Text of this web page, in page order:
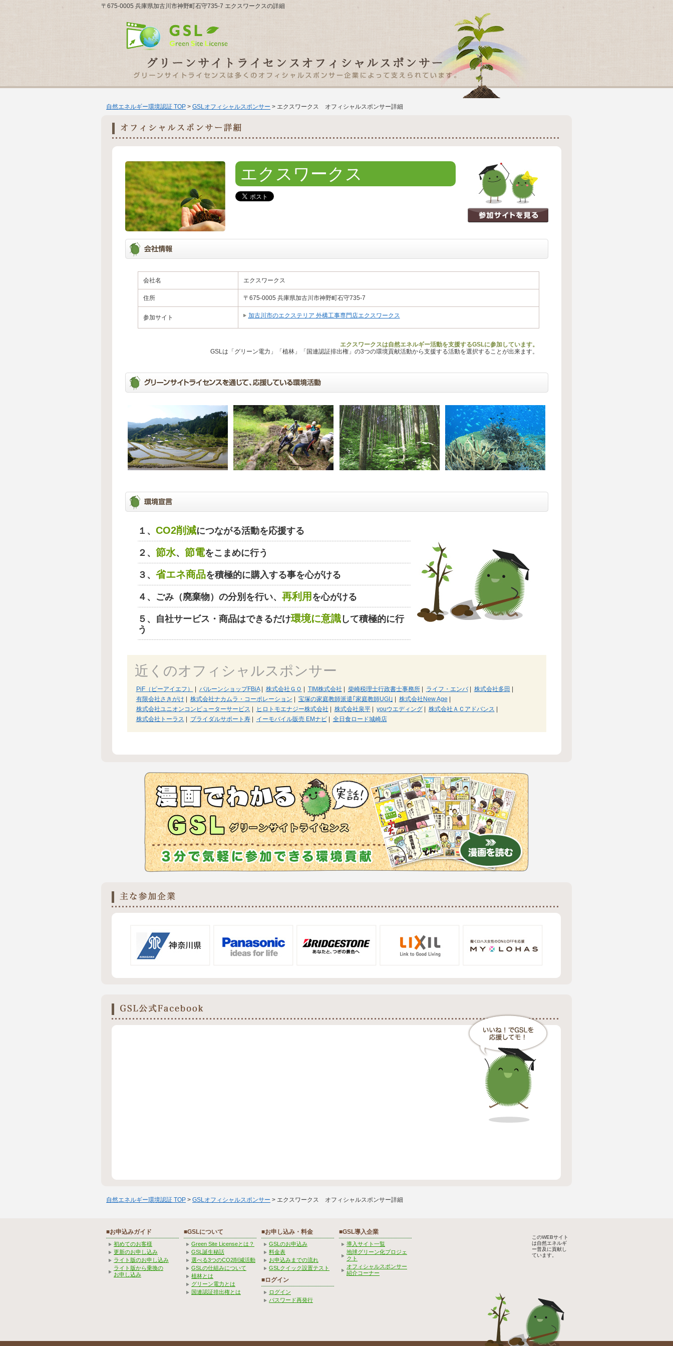
〒675-0005 兵庫県加古川市神野町石守735-7 エクスワークスの詳細
自然エネルギー環境認証 TOP > GSLオフィシャルスポンサー > エクスワークス オフィシャルスポンサー詳細
エクスワークス
会社名 エクスワークス
住所 〒675-0005 兵庫県加古川市神野町石守735-7
参加サイト 加古川市のエクステリア 外構工事専門店エクスワークス
エクスワークスは自然エネルギー活動を支援するGSLに参加しています。
GSLは「グリーン電力」「植林」「国連認証排出権」の3つの環境貢献活動から支援する活動を選択することが出来ます。
１、 CO2削減につながる活動を応援する
２、 節水、 節電をこまめに行う
３、 省エネ商品を積極的に購入する事を心がける
４、ごみ（廃棄物）の分別を行い、 再利用 を心がける
５、自社サービス・商品はできるだけ環境に意識して積極的に行
う
近くのオフィシャルスポンサー
PiF（ピーアイエフ） バルーンショップFBiA| 株式会社ＧＯ TIM株式会社 柴崎税理士行政書士事務所| ライフ・エンバ| 株式会社多田
有限会社さきがけ
株式会社ナカムラ・コーポレーション 宝塚の家庭教師派遣｢家庭教師UGI｣ 株式会社New Age
株式会社ユニオンコンピューターサービス
ヒロトモエナジー株式会社 株式会社泉平| youウエディング| 株式会社ＡＣアドバンス
株式会社トーラス
ブライダルサポート寿| イーモバイル販売 EMナビ| 全日食ロード城崎店
自然エネルギー環境認証 TOP > GSLオフィシャルスポンサー > エクスワークス オフィシャルスポンサー詳細
■お申込みガイド
初めてのお客様
更新のお申し込み
ライト版のお申し込み
ライト版から乗換の
お申し込み
■GSLについて
Green Site Licenseとは？
GSL誕生秘話
選べる3つのCO2削減活動
GSLの仕組みについて
植林とは
グリーン電力とは
国連認証排出権とは
■お申し込み・料金
GSLのお申込み
料金表
お申込みまでの流れ
GSLクイック設置テスト
■ログイン
ログイン
パスワード再発行
■GSL導入企業
導入サイト一覧
地球グリーン化プロジェ
クト
オフィシャルスポンサー
紹介コーナー
このWEBサイト
は自然エネルギ
ー普及に貢献し
ています。